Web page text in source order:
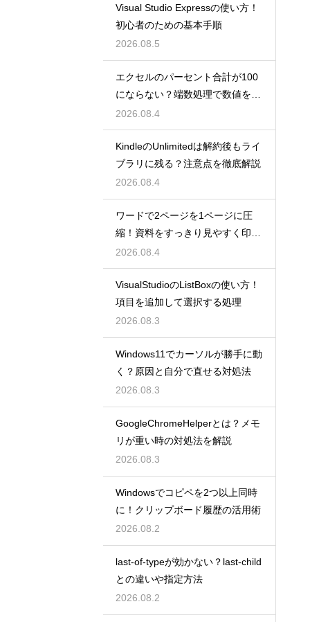
Visual Studio Expressの使い方！
初心者のための基本手順
2026.08.5
エクセルのパーセント合計が100
にならない？端数処理で数値を合
わせる技
2026.08.4
KindleのUnlimitedは解約後もライ
ブラリに残る？注意点を徹底解説
2026.08.4
ワードで2ページを1ページに圧
縮！資料をすっきり見やすく印刷
する設定
2026.08.4
VisualStudioのListBoxの使い方！
項目を追加して選択する処理
2026.08.3
Windows11でカーソルが勝手に動
く？原因と自分で直せる対処法
2026.08.3
GoogleChromeHelperとは？メモ
リが重い時の対処法を解説
2026.08.3
Windowsでコピペを2つ以上同時
に！クリップボード履歴の活用術
2026.08.2
last-of-typeが効かない？last-child
との違いや指定方法
2026.08.2